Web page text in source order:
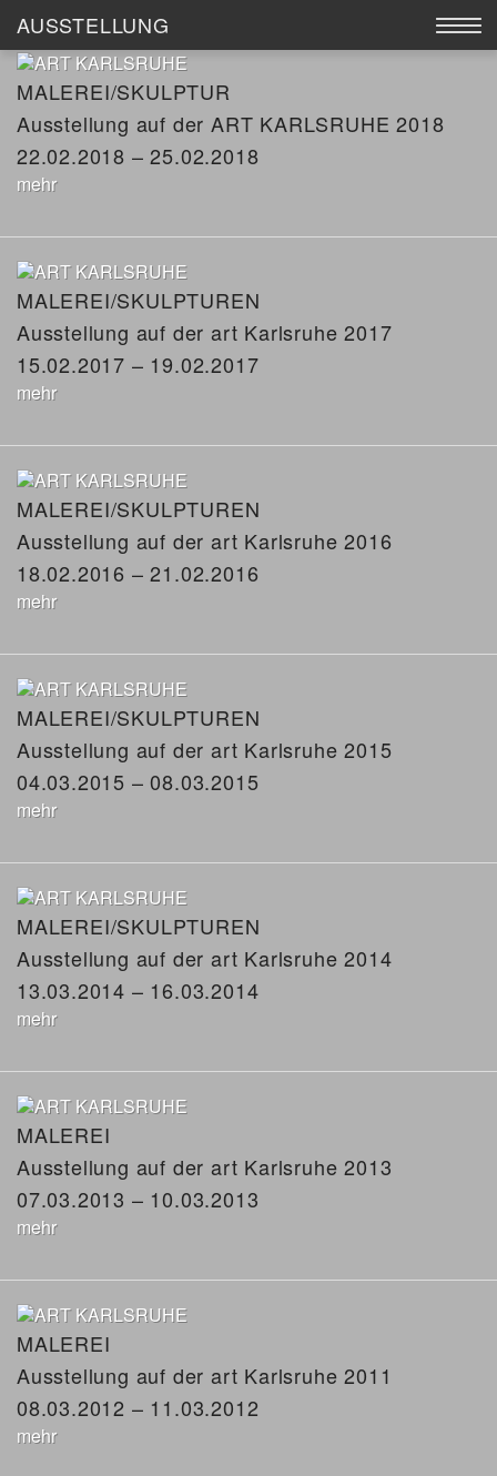
AUSSTELLUNG
AUSSTELLUNG
WERKE
KÜNSTLER
KATALOGE
GALERIE MEIER
ANKAUF
ARCHIV
MALEREI/SKULPTUR
Ausstellung auf der ART KARLSRUHE 2018
22.02.2018 – 25.02.2018
mehr
MALEREI/SKULPTUREN
Ausstellung auf der art Karlsruhe 2017
15.02.2017 – 19.02.2017
mehr
MALEREI/SKULPTUREN
Ausstellung auf der art Karlsruhe 2016
18.02.2016 – 21.02.2016
mehr
MALEREI/SKULPTUREN
Ausstellung auf der art Karlsruhe 2015
04.03.2015 – 08.03.2015
mehr
MALEREI/SKULPTUREN
Ausstellung auf der art Karlsruhe 2014
13.03.2014 – 16.03.2014
mehr
MALEREI
Ausstellung auf der art Karlsruhe 2013
07.03.2013 – 10.03.2013
mehr
MALEREI
Ausstellung auf der art Karlsruhe 2011
08.03.2012 – 11.03.2012
mehr